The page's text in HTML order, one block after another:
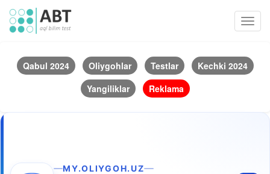
Qabul 2024 Oliygohlar Testlar
Kechki 2024
Yangiliklar
Reklama
MY.OLIYGOH.UZ